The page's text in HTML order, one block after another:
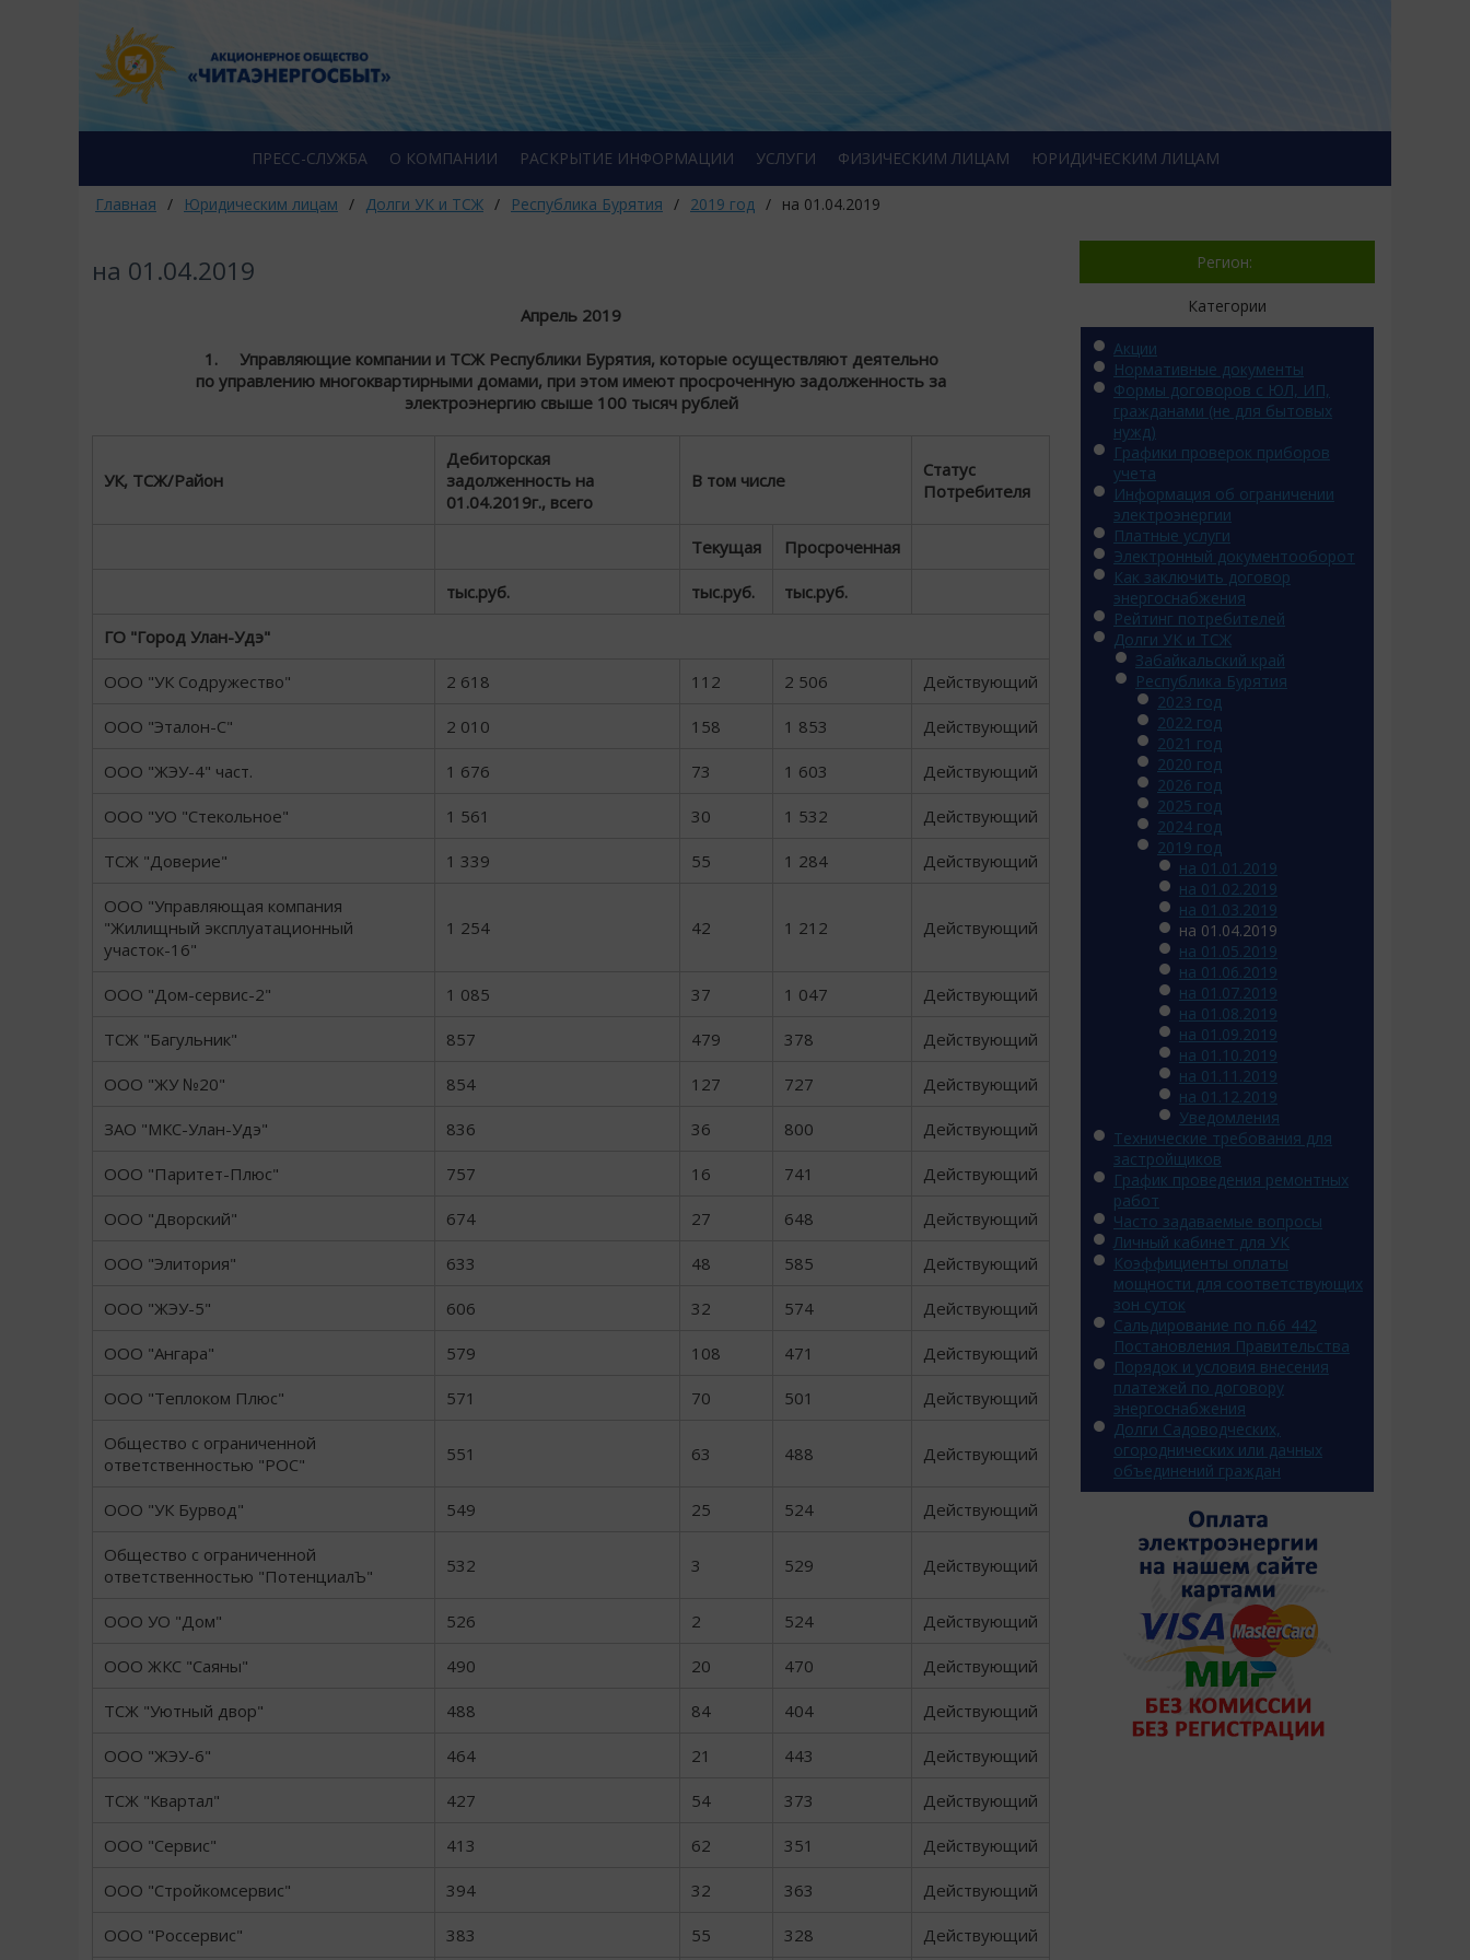
ПРЕСС-СЛУЖБА О КОМПАНИИ РАСКРЫТИЕ ИНФОРМАЦИИ УСЛУГИ ФИЗИЧЕСКИМ ЛИЦАМ ЮРИДИЧЕСКИМ ЛИЦАМ
Главная / Юридическим лицам / Долги УК и ТСЖ / Республика Бурятия / 2019 год / на 01.04.2019
на 01.04.2019
Апрель 2019
1. Управляющие компании и ТСЖ Республики Бурятия, которые осуществляют деятельно
по управлению многоквартирными домами, при этом имеют просроченную задолженность за
электроэнергию свыше 100 тысяч рублей
УК, ТСЖ/Район
Дебиторская
задолженность на
01.04.2019г., всего
В том числе
Статус
Потребителя
Текущая Просроченная
тыс.руб. тыс.руб. тыс.руб.
ГО "Город Улан-Удэ"
ООО "УК Содружество" 2 618 112 2 506 Действующий
ООО "Эталон-С" 2 010 158 1 853 Действующий
ООО "ЖЭУ-4" част. 1 676 73 1 603 Действующий
ООО "УО "Стекольное" 1 561 30 1 532 Действующий
ТСЖ "Доверие" 1 339 55 1 284 Действующий
ООО "Управляющая компания
"Жилищный эксплуатационный
участок-16"
1 254 42 1 212 Действующий
ООО "Дом-сервис-2" 1 085 37 1 047 Действующий
ТСЖ "Багульник" 857 479 378 Действующий
ООО "ЖУ №20" 854 127 727 Действующий
ЗАО "МКС-Улан-Удэ" 836 36 800 Действующий
ООО "Паритет-Плюс" 757 16 741 Действующий
ООО "Дворский" 674 27 648 Действующий
ООО "Элитория" 633 48 585 Действующий
ООО "ЖЭУ-5" 606 32 574 Действующий
ООО "Ангара" 579 108 471 Действующий
ООО "Теплоком Плюс" 571 70 501 Действующий
Общество с ограниченной
ответственностью "РОС"
551 63 488 Действующий
ООО "УК Бурвод" 549 25 524 Действующий
Общество с ограниченной
ответственностью "ПотенциалЪ"
532 3 529 Действующий
ООО УО "Дом" 526 2 524 Действующий
ООО ЖКС "Саяны" 490 20 470 Действующий
ТСЖ "Уютный двор" 488 84 404 Действующий
ООО "ЖЭУ-6" 464 21 443 Действующий
ТСЖ "Квартал" 427 54 373 Действующий
ООО "Сервис" 413 62 351 Действующий
ООО "Стройкомсервис" 394 32 363 Действующий
ООО "Россервис" 383 55 328 Действующий
Регион:
Категории
Акции
Нормативные документы
Формы договоров с ЮЛ, ИП,
гражданами (не для бытовых
нужд)
Графики проверок приборов
учета
Информация об ограничении
электроэнергии
Платные услуги
Электронный документооборот
Как заключить договор
энергоснабжения
Рейтинг потребителей
Долги УК и ТСЖ
Забайкальский край
Республика Бурятия
2023 год
2022 год
2021 год
2020 год
2026 год
2025 год
2024 год
2019 год
на 01.01.2019
на 01.02.2019
на 01.03.2019
на 01.04.2019
на 01.05.2019
на 01.06.2019
на 01.07.2019
на 01.08.2019
на 01.09.2019
на 01.10.2019
на 01.11.2019
на 01.12.2019
Уведомления
Технические требования для
застройщиков
График проведения ремонтных
работ
Часто задаваемые вопросы
Личный кабинет для УК
Коэффициенты оплаты
мощности для соответствующих
зон суток
Сальдирование по п.66 442
Постановления Правительства
Порядок и условия внесения
платежей по договору
энергоснабжения
Долги Садоводческих,
огороднических или дачных
объединений граждан